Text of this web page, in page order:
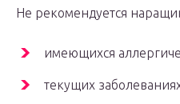
Не рекомендуется
имеющихся
текущих